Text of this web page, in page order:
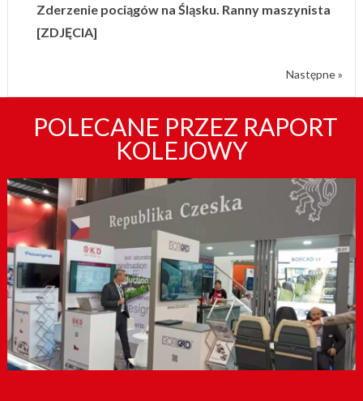
Zderzenie pociągów na Śląsku. Ranny maszynista
[ZDJĘCIA]
Następne »
POLECANE PRZEZ RAPORT
KOLEJOWY